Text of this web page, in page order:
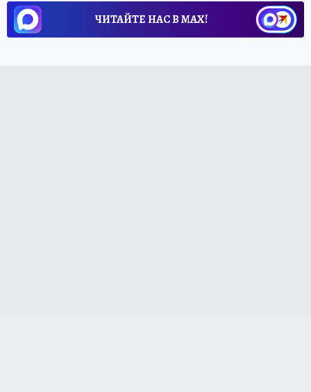
ЧИТАЙТЕ НАС В МАХ!